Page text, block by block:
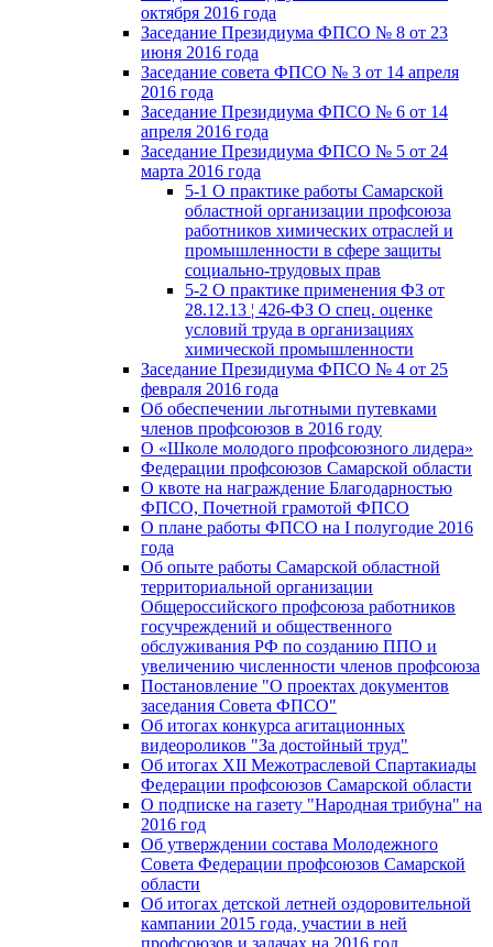
октября 2016 года
Заседание Президиума ФПСО № 8 от 23
июня 2016 года
Заседание совета ФПСО № 3 от 14 апреля
2016 года
Заседание Президиума ФПСО № 6 от 14
апреля 2016 года
Заседание Президиума ФПСО № 5 от 24
марта 2016 года
5-1 О практике работы Самарской
областной организации профсоюза
работников химических отраслей и
промышленности в сфере защиты
социально-трудовых прав
5-2 О практике применения ФЗ от
28.12.13 ¦ 426-ФЗ О спец. оценке
условий труда в организациях
химической промышленности
Заседание Президиума ФПСО № 4 от 25
февраля 2016 года
Об обеспечении льготными путевками
членов профсоюзов в 2016 году
О «Школе молодого профсоюзного лидера»
Федерации профсоюзов Самарской области
О квоте на награждение Благодарностью
ФПСО, Почетной грамотой ФПСО
О плане работы ФПСО на I полугодие 2016
года
Об опыте работы Самарской областной
территориальной организации
Общероссийского профсоюза работников
госучреждений и общественного
обслуживания РФ по созданию ППО и
увеличению численности членов профсоюза
Постановление "О проектах документов
заседания Совета ФПСО"
Об итогах конкурса агитационных
видеороликов "За достойный труд"
Об итогах XII Межотраслевой Спартакиады
Федерации профсоюзов Самарской области
О подписке на газету "Народная трибуна" на
2016 год
Об утверждении состава Молодежного
Совета Федерации профсоюзов Самарской
области
Об итогах детской летней оздоровительной
кампании 2015 года, участии в ней
профсоюзов и задачах на 2016 год